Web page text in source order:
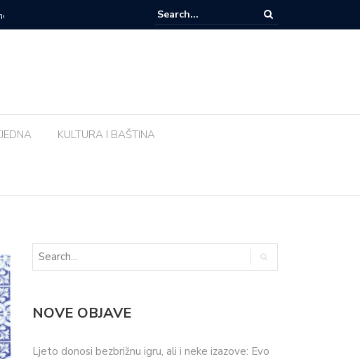
Zalijevate li biljke ujutro u pravo vrijeme? Ova greška tijekom vrućina uništava
KULTURA I BAŠTINA
NOVE OBJAVE
Ljeto donosi bezbrižnu igru, ali i neke izazove: Evo